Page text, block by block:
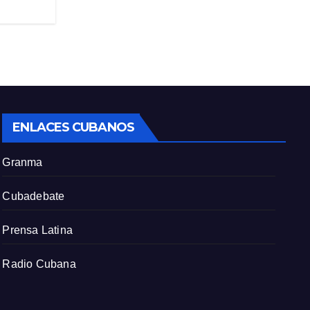
ENLACES CUBANOS
Granma
Cubadebate
Prensa Latina
Radio Cubana